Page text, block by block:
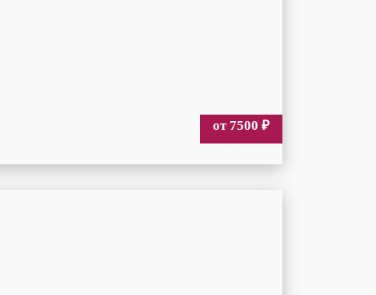
от 7500 ₽